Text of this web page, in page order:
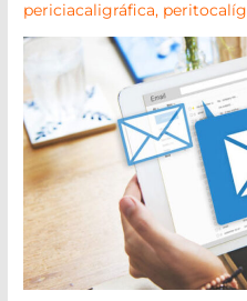
periciacaligráfica,